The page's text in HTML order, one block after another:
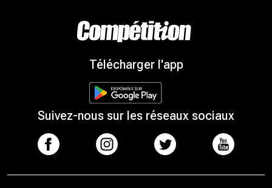
Télécharger l'app
Suivez-nous sur les réseaux sociaux